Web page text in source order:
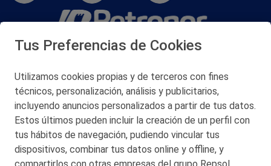
San Martín 5-Edificio Muñatones,
© 2026 Petronor S.A.
CONTACTO
Tus Preferencias de Cookies
Utilizamos cookies propias y de terceros con fines
técnicos, personalización, análisis y publicitarios,
incluyendo anuncios personalizados a partir de tus datos.
Estos últimos pueden incluir la creación de un perfil con
tus hábitos de navegación, pudiendo vincular tus
dispositivos, combinar tus datos online y offline, y